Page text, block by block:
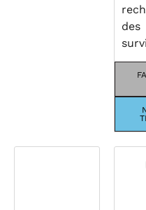
des